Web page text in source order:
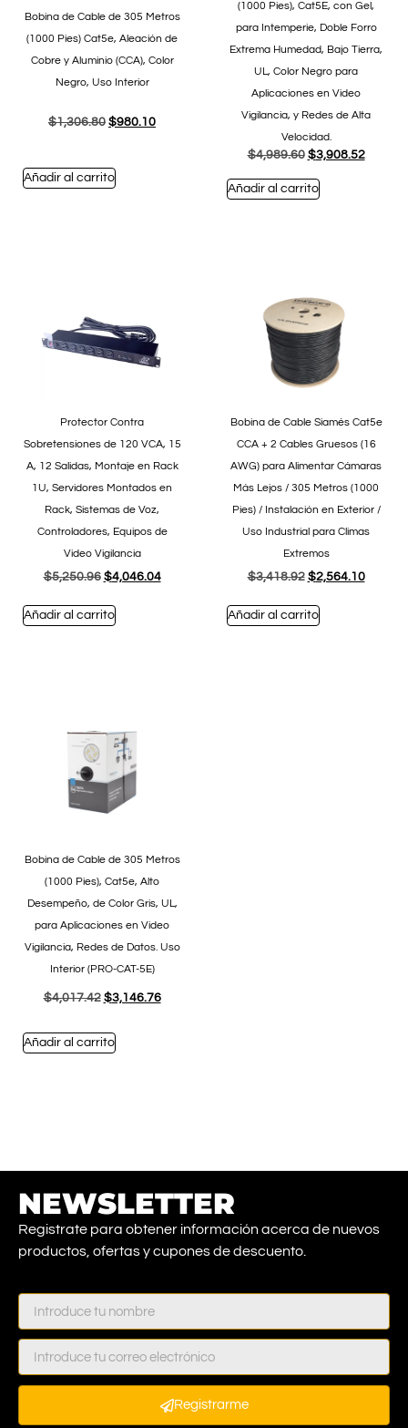
Bobina de Cable de 305 Metros
(1000 Pies) Cat5e, Aleación de
Cobre y Aluminio (CCA), Color
Negro, Uso Interior
$1,306.80 $980.10
Añadir al carrito
(1000 Pies), Cat5E, con Gel,
para Intemperie, Doble Forro
Extrema Humedad, Bajo Tierra,
UL, Color Negro para
Aplicaciones en Video
Vigilancia, y Redes de Alta
Velocidad.
$4,989.60 $3,908.52
Añadir al carrito
Protector Contra
Sobretensiones de 120 VCA, 15
A, 12 Salidas, Montaje en Rack
1U, Servidores Montados en
Rack, Sistemas de Voz,
Controladores, Equipos de
Video Vigilancia
$5,250.96 $4,046.04
Añadir al carrito
Bobina de Cable Siamés Cat5e
CCA + 2 Cables Gruesos (16
AWG) para Alimentar Cámaras
Más Lejos / 305 Metros (1000
Pies) / Instalación en Exterior /
Uso Industrial para Climas
Extremos
$3,418.92 $2,564.10
Añadir al carrito
Bobina de Cable de 305 Metros
(1000 Pies), Cat5e, Alto
Desempeño, de Color Gris, UL,
para Aplicaciones en Video
Vigilancia, Redes de Datos. Uso
Interior (PRO-CAT-5E)
$4,017.42 $3,146.76
Añadir al carrito
NEWSLETTER
Registrate para obtener información acerca de nuevos
productos, ofertas y cupones de descuento.
Registrarme